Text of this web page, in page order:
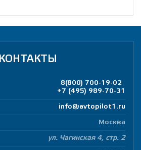
КОНТАКТЫ
8(800) 700-19-02
+7 (495) 989-70-31
info@avtopilot1.ru
Москва
ул. Чагинская 4, стр. 2